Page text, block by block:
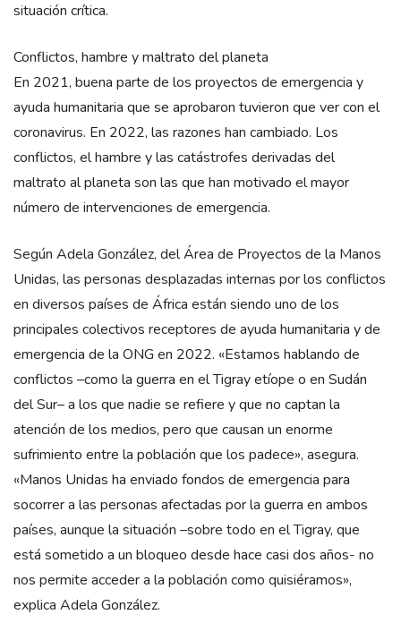
situación crítica.
Conflictos, hambre y maltrato del planeta
En 2021, buena parte de los proyectos de emergencia y
ayuda humanitaria que se aprobaron tuvieron que ver con el
coronavirus. En 2022, las razones han cambiado. Los
conflictos, el hambre y las catástrofes derivadas del
maltrato al planeta son las que han motivado el mayor
número de intervenciones de emergencia.
Según Adela González, del Área de Proyectos de la Manos
Unidas, las personas desplazadas internas por los conflictos
en diversos países de África están siendo uno de los
principales colectivos receptores de ayuda humanitaria y de
emergencia de la ONG en 2022. «Estamos hablando de
conflictos –como la guerra en el Tigray etíope o en Sudán
del Sur– a los que nadie se refiere y que no captan la
atención de los medios, pero que causan un enorme
sufrimiento entre la población que los padece», asegura.
«Manos Unidas ha enviado fondos de emergencia para
socorrer a las personas afectadas por la guerra en ambos
países, aunque la situación –sobre todo en el Tigray, que
está sometido a un bloqueo desde hace casi dos años- no
nos permite acceder a la población como quisiéramos»,
explica Adela González.